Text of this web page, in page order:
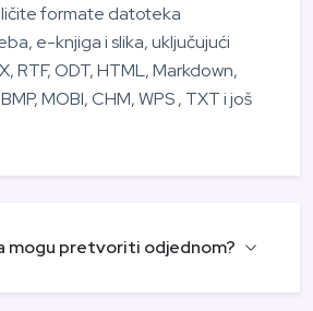
formate datoteka
e-knjiga i slika, uključujući
RTF, ODT, HTML, Markdown,
MOBI, CHM, WPS , TXT i još
mogu pretvoriti odjednom?